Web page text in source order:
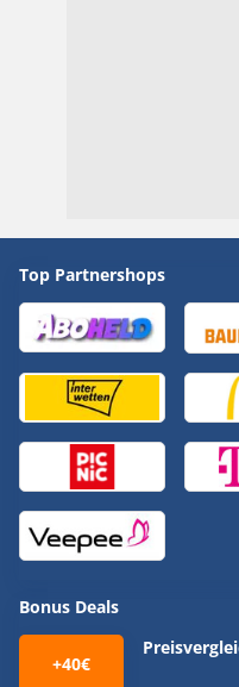
Top Partnershops
Bonus Deals
+40€